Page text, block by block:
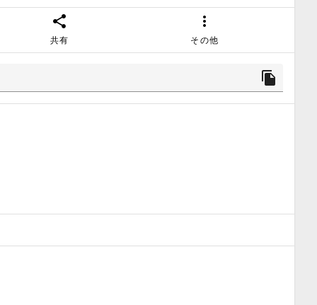
share
共有
more_vert
その他
file_copy